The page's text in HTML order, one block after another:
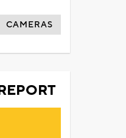
CAMERAS